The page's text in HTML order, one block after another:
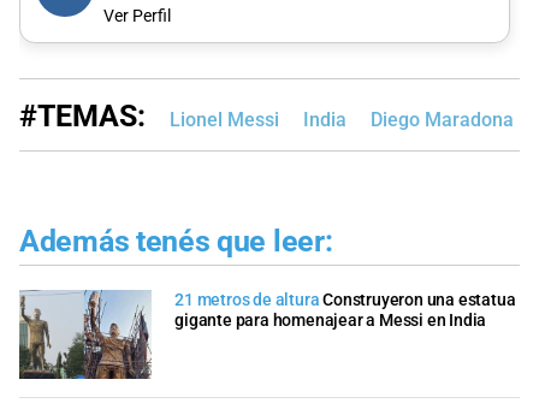
Ver Perfil
#TEMAS: Lionel Messi India Diego Maradona
Además tenés que leer:
21 metros de alturaConstruyeron una estatua
gigante para homenajear a Messi en India